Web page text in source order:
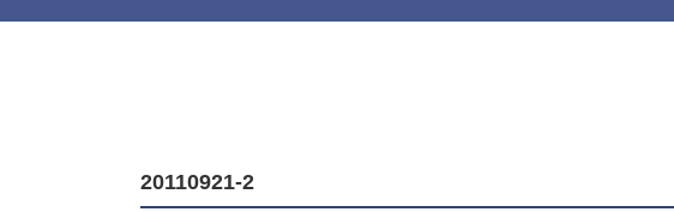
20110921-2